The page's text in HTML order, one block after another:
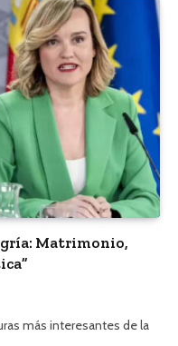
Matrimonio,
más interesantes de la